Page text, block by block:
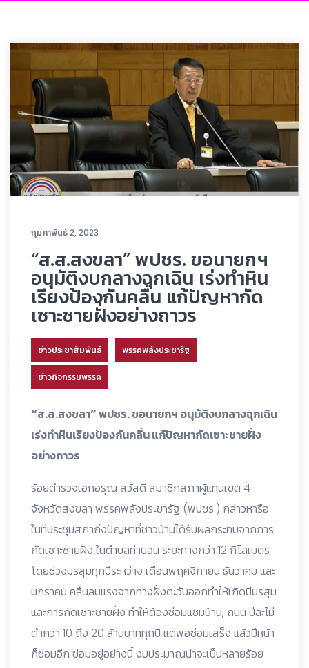
กุมภาพันธ์ 2, 2023
“ส.ส.สงขลา” พปชร. ขอนายกฯ
อนุมัติงบกลางฉุกเฉิน เร่งทำหิน
เรียงป้องกันคลื่น แก้ปัญหากัด
เซาะชายฝั่งอย่างถาวร
ข่าวประชาสัมพันธ์ พรรคพลังประชารัฐ
ข่าวกิจกรรมพรรค
“ส.ส.สงขลา” พปชร. ขอนายกฯ อนุมัติงบกลางฉุกเฉิน
เร่งทำหินเรียงป้องกันคลื่น แก้ปัญหากัดเซาะชายฝั่ง
อย่างถาวร
ร้อยตำรวจเอกอรุณ สวัสดี สมาชิกสภาผู้แทนเขต 4
จังหวัดสงขลา พรรคพลังประชารัฐ (พปชร.) กล่าวหารือ
ในที่ประชุมสภาถึงปัญหาที่ชาวบ้านได้รับผลกระทบจากการ
กัดเซาะชายฝั่ง ในตำบลท่าบอน ระยะทางกว่า 12 กิโลเมตร
โดยช่วงมรสุมทุกปีระหว่าง เดือนพฤศจิกายน ธันวาคม และ
มกราคม คลื่นลมแรงจากทางฝั่งตะวันออกทำให้เกิดมีมรสุม
และการกัดเซาะชายฝั่ง ทำให้ต้องซ่อมแซมบ้าน, ถนน ปีละไม่
ต่ำกว่า 10 ถึง 20 ล้านบาททุกปี แต่พอซ่อมเสร็จ แล้วปีหน้า
ก็ซ่อมอีก ซ่อมอยู่อย่างนี้ งบประมาณน่าจะเป็นหลายร้อย